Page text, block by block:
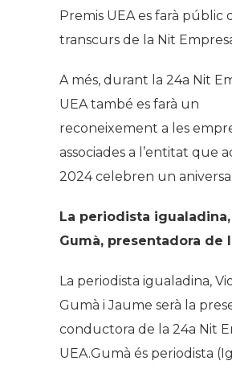
Premis UEA es farà públic
transcurs de la Nit
A més, durant la 24a Nit
UEA també es farà un
reconeixement a les
associades a l’entitat que
2024 celebren un
La periodista
Gumà, presentadora de
La periodista igualadina,
Gumà i Jaume serà la
conductora de la 24a Nit
UEA.Gumà és periodista